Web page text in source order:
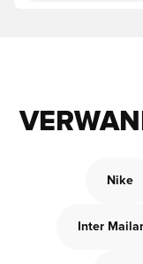
Nike
Inter